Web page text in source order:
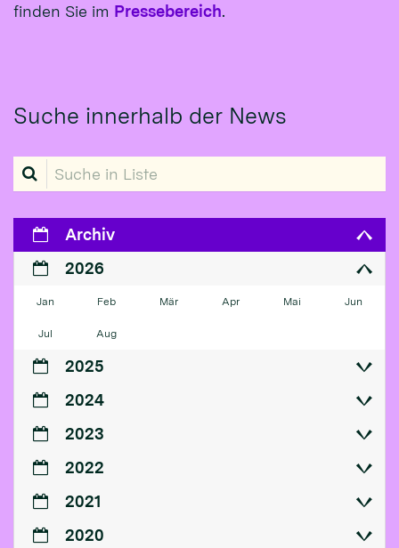
finden Sie im Pressebereich.
Suche innerhalb der News
Suche in Liste
Archiv
2026
Jan Feb Mär Apr Mai Jun
Jul Aug
2025
2024
2023
2022
2021
2020